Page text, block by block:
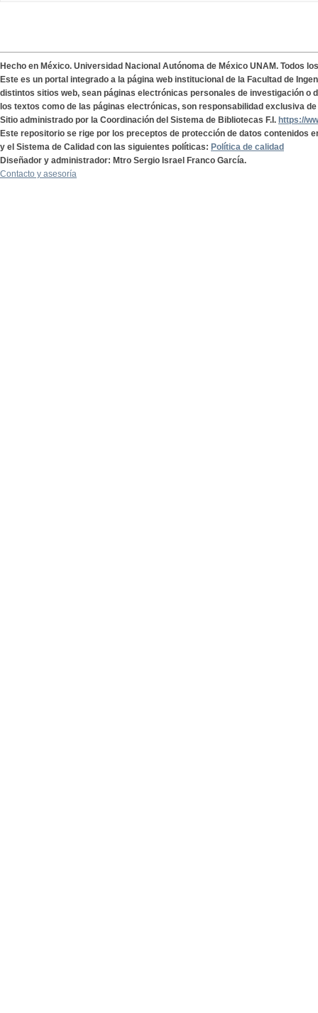
Hecho en México. Universidad Nacional Autónoma de México UNAM. Todos
Este es un portal integrado a la página web institucional de la Facultad de
distintos sitios web, sean páginas electrónicas personales de investigación o
los textos como de las páginas electrónicas, son responsabilidad exclusiva
Sitio administrado por la Coordinación del Sistema de Bibliotecas F.I. https://
Este repositorio se rige por los preceptos de protección de datos contenidos
y el Sistema de Calidad con las siguientes políticas: Política de calidad
Diseñador y administrador: Mtro Sergio Israel Franco García.
Contacto y asesoría